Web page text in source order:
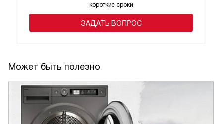
короткие сроки
ЗАДАТЬ ВОПРОС
Может быть полезно